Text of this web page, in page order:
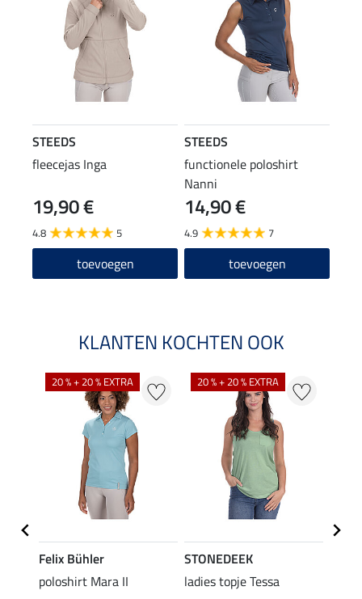
STEEDS
fleecejas Inga
19,90 €
4.8 5
toevoegen
STEEDS
functionele poloshirt
Nanni
14,90 €
4.9 7
toevoegen
KLANTEN KOCHTEN OOK
20 % + 20 % EXTRA
Felix Bühler
poloshirt Mara II
20 % + 20 % EXTRA
STONEDEEK
ladies topje Tessa